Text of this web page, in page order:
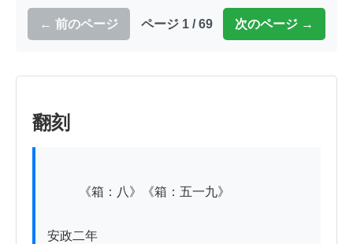
← 前のページ ページ 1 / 69 次のページ →
翻刻
安政二年